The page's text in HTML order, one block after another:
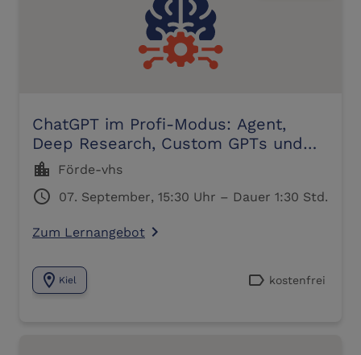
ChatGPT im Profi-Modus: Agent,
Deep Research, Custom GPTs und
mehr
location_city Förde-vhs
schedule
07. September, 15:30 Uhr – Dauer 1:30 Std.
Zum Lernangebot navigate_next
location_on Kiel label kostenfrei